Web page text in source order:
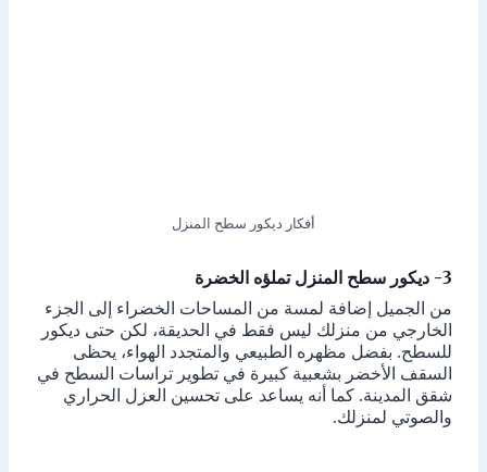
أفكار ديكور سطح المنزل
3- ديكور سطح المنزل تملؤه الخضرة
من الجميل إضافة لمسة من المساحات الخضراء إلى الجزء
الخارجي من منزلك ليس فقط في الحديقة، لكن حتى ديكور
للسطح. بفضل مظهره الطبيعي والمتجدد الهواء، يحظى
السقف الأخضر بشعبية كبيرة في تطوير تراسات السطح في
شقق المدينة. كما أنه يساعد على تحسين العزل الحراري
والصوتي لمنزلك.